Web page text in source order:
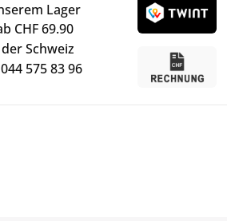
Lager
CHF 69.90
Schweiz
575 83 96